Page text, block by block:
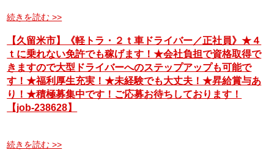
続きを読む >>
【久留米市】《軽トラ・２ｔ車ドライバー／正社員》★４
ｔに乗れない免許でも稼げます！★会社負担で資格取得で
きますので大型ドライバーへのステップアップも可能で
す！★福利厚生充実！★未経験でも大丈夫！★昇給賞与あ
り！★積極募集中です！ご応募お待ちしております！
【job-238628】
続きを読む >>